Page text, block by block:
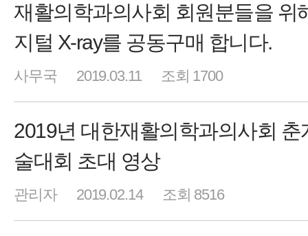
재활의학과의사회 회원분들을 위
지털 X-ray를 공동구매 합니다.
사무국 2019.03.11 조회 1700
2019년 대한재활의학과의사회 춘
술대회 초대 영상
관리자 2019.02.14 조회 8516